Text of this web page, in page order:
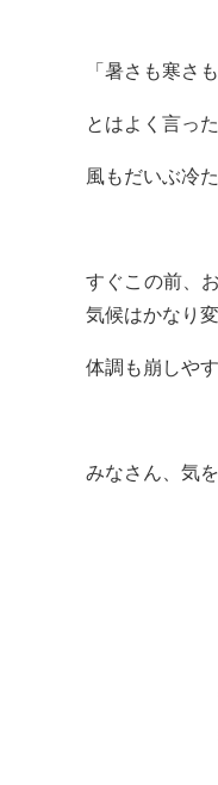
「暑さも寒さ
とはよく言っ
風もだいぶ冷
すぐこの前、
気候はかなり
体調も崩しや
みなさん、気